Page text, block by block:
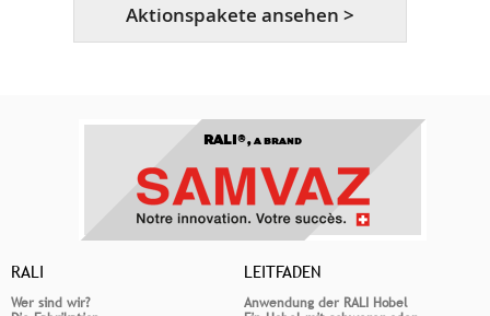
Aktionspakete ansehen >
RALI®, A BRAND
RALI
Wer sind wir?
LEITFADEN
Anwendung der RALI Hobel